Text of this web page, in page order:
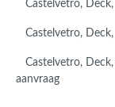
Castelvetro,
Castelvetro,
Castelvetro,
aanvraag